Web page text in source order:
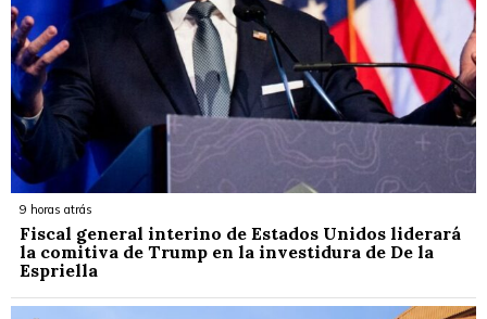
9 horas atrás
Fiscal general interino de Estados Unidos liderará
la comitiva de Trump en la investidura de De la
Espriella